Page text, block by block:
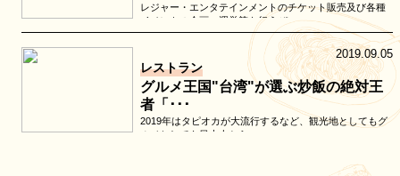
レジャー・エンタテインメントのチケット販売及び各種
イベントの企画・運営等を行うぴ…
レストラン
2019.09.05
グルメ王国"台湾"が選ぶ炒飯の絶対王
者「･･･
2019年はタピオカが⼤流⾏するなど、観光地としてもグ
ルメとしても⽇本⼈から…